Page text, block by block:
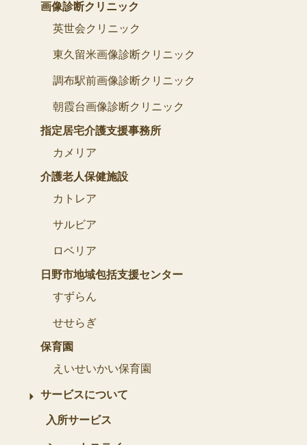
画像診断クリニック
英世会クリニック
東久留米画像診断クリニック
調布駅前画像診断クリニック
朝霞台画像診断クリニック
指定居宅介護支援事務所
カメリア
介護老人保健施設
カトレア
サルビア
ロベリア
日野市地域包括支援センター
すずらん
せせらぎ
保育園
えいせいかい保育園
サービスについて
入所サービス